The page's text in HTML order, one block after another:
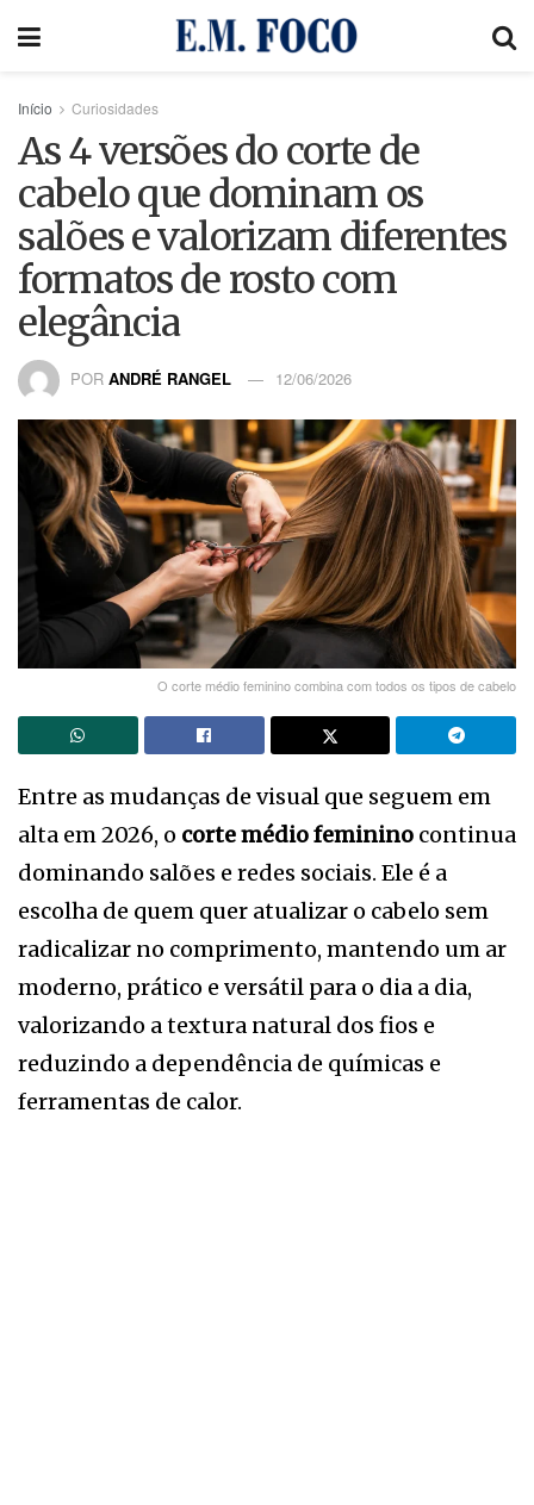
Início Curiosidades
As 4 versões do corte de
cabelo que dominam os
salões e valorizam diferentes
formatos de rosto com
elegância
POR ANDRÉ RANGEL 12/06/2026
O corte médio feminino combina com todos os tipos de cabelo
Entre as mudanças de visual que seguem em
alta em 2026, o corte médio feminino continua
dominando salões e redes sociais. Ele é a
escolha de quem quer atualizar o cabelo sem
radicalizar no comprimento, mantendo um ar
moderno, prático e versátil para o dia a dia,
valorizando a textura natural dos fios e
reduzindo a dependência de químicas e
ferramentas de calor.